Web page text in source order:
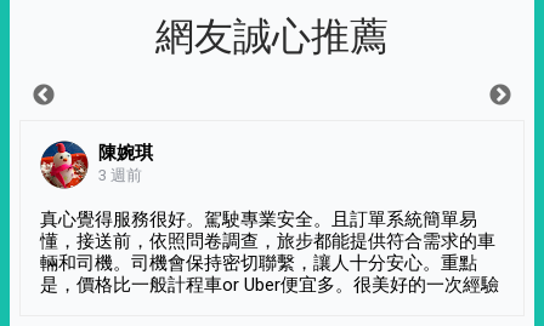
網友誠心推薦
陳婉琪
3 週前
真心覺得服務很好。駕駛專業安全。且訂單系統簡單易
懂，接送前，依照問卷調查，旅步都能提供符合需求的車
輛和司機。司機會保持密切聯繫，讓人十分安心。重點
是，價格比一般計程車or Uber便宜多。很美好的一次經驗